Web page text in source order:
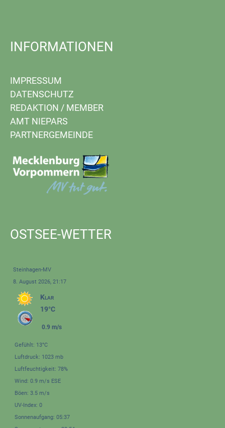
INFORMATIONEN
IMPRESSUM
DATENSCHUTZ
REDAKTION / MEMBER
AMT NIEPARS
PARTNERGEMEINDE
OSTSEE-WETTER
Steinhagen-MV
8. August 2026, 21:17
Klar
19°C
0.9 m/s
Gefühlt: 13°C
Luftdruck: 1023 mb
Luftfeuchtigkeit: 78%
Wind: 0.9 m/s ESE
Böen: 3.5 m/s
UV-Index: 0
Sonnenaufgang: 05:37